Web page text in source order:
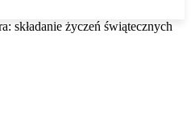
składanie życzeń świątecznych